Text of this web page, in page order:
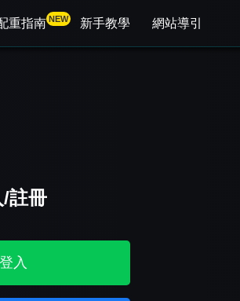
重指南NEW 新手教學 網站導引
註冊
入